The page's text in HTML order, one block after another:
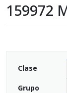
159972
Clase
Grupo